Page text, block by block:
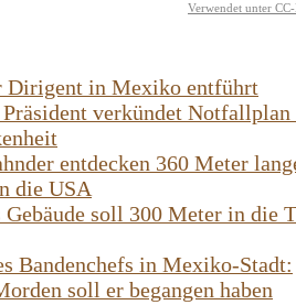
Verwendet unter
Dirigent in Mexiko entführt
verkündet Notfallplan
entdecken 360 Meter
die USA
soll 300 Meter in die
Bandenchefs in Mexiko-Stadt:
soll er begangen haben